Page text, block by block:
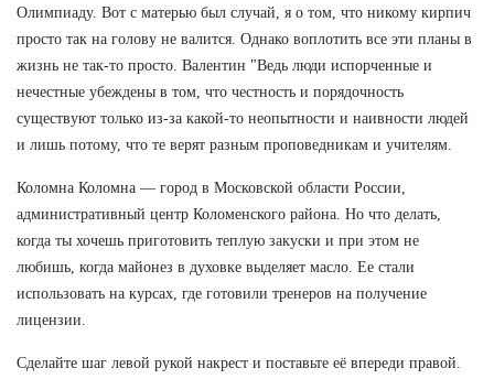
Олимпиаду. Вот с матерью был случай, я о том, что никому кирпич
просто так на голову не валится. Однако воплотить все эти планы в
жизнь не так-то просто. Валентин "Ведь люди испорченные и
нечестные убеждены в том, что честность и порядочность
существуют только из-за какой-то неопытности и наивности людей
и лишь потому, что те верят разным проповедникам и учителям.
Коломна Коломна — город в Московской области России,
административный центр Коломенского района. Но что делать,
когда ты хочешь приготовить теплую закуски и при этом не
любишь, когда майонез в духовке выделяет масло. Ее стали
использовать на курсах, где готовили тренеров на получение
лицензии.
Сделайте шаг левой рукой накрест и поставьте её впереди правой.